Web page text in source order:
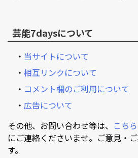
芸能7daysについて
・ 当サイトについて
・ 相互リンクについて
・ コメント欄のご利用について
・ 広告について
その他、お問い合わせ等は、 こち
にご連絡くださいませ。ご意見・
す。